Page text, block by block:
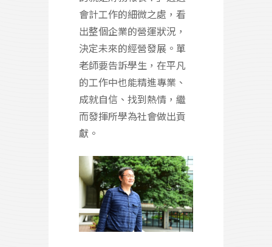
會計工作的細微之處，看
出整個企業的營運狀況，
決定未來的經營發展。單
老師要告訴學生，在平凡
的工作中也能精進專業、
成就自信、找到熱情，繼
而發揮所學為社會做出貢
獻。